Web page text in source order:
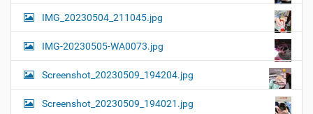
IMG_20230504_211045.jpg
IMG-20230505-WA0073.jpg
Screenshot_20230509_194204.jpg
Screenshot_20230509_194021.jpg